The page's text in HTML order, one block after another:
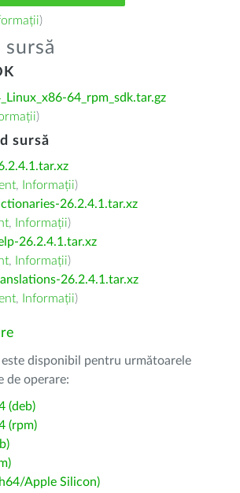
)
sursă
64_rpm_sdk.tar.gz
)
sursă
, Informații)
26.2.4.1.tar.xz
, Informații)
26.2.4.1.tar.xz
, Informații)
26.2.4.1.tar.xz
, Informații)
disponibil pentru următoarele
de operare:
(deb)
(rpm)
Apple Silicon)